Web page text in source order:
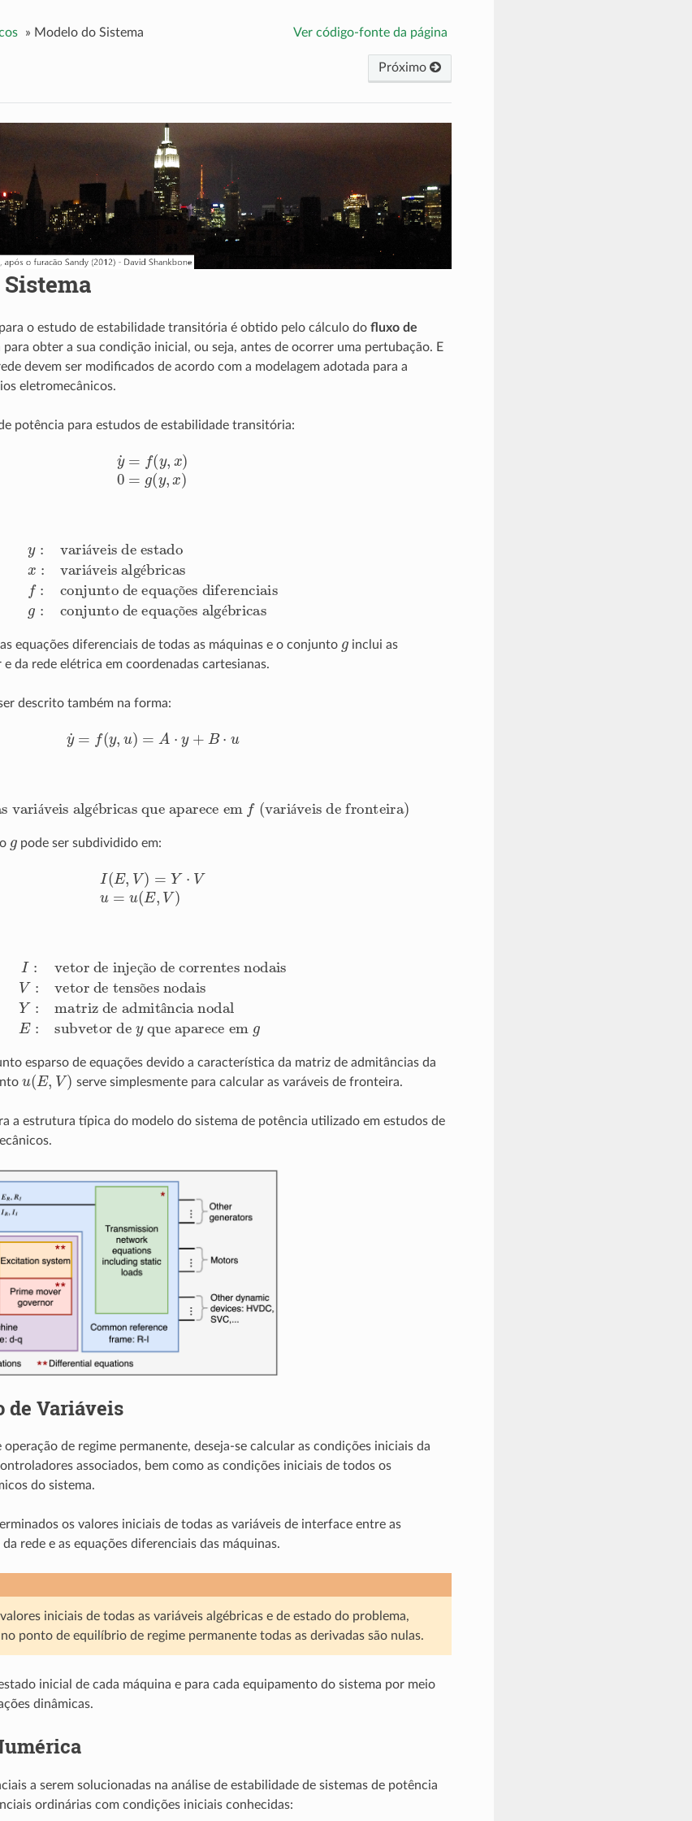
» Modelo do Sistema Ver código-fonte da página
Próximo
o estudo de estabilidade transitória é obtido pelo cálculo do fluxo de
obter a sua condição inicial, ou seja, antes de ocorrer uma pertubação. E
devem ser modificados de acordo com a modelagem adotada para a
eletromecânicos.
potência para estudos de estabilidade transitória:
=f x)0= g(y
á
á é
çõ
çõ é
de estado :variáveis algébricas
conjunto de equações diferenciais g:conjunto de equações algébricas
equações diferenciais de todas as máquinas e o conjunto
inclui as
da rede elétrica em coordenadas cartesianas.
descrito também na forma:
y˙=f (y,u A + B u
á é á
algébricas que aparece em f(variáveis de fronteira)
pode ser subdividido em:
E,V)=Y⋅ =u E,V
çã
õ
â
de correntes nodais V: vetor de tensões nodais
de admitância nodal E subvetor de que aparece em
esparso de equações devido a característica da matriz de admitâncias da
(E,V) serve simplesmente para calcular as varáveis de fronteira.
a estrutura típica do modelo do sistema de potência utilizado em estudos de
Variáveis
de regime permanente, deseja-se calcular as condições iniciais da
associados, bem como as condições iniciais de todos os
do sistema.
os valores iniciais de todas as variáveis de interface entre as
rede e as equações diferenciais das máquinas.
iniciais de todas as variáveis algébricas e de estado do problema,
ponto de equilíbrio de regime permanente todas as derivadas são nulas.
inicial de cada máquina e para cada equipamento do sistema por meio
dinâmicas.
a serem solucionadas na análise de estabilidade de sistemas de potência
ordinárias com condições iniciais conhecidas: